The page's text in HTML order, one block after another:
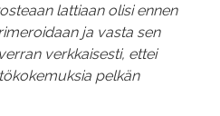
lattiaan olisi ennen
ja vasta sen
verkkaisesti, ettei
pelkän